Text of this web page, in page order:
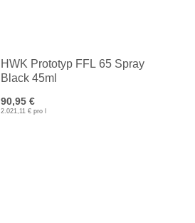
HWK Prototyp FFL 65 Spray
Black 45ml
90,95 €
2.021,11 € pro l